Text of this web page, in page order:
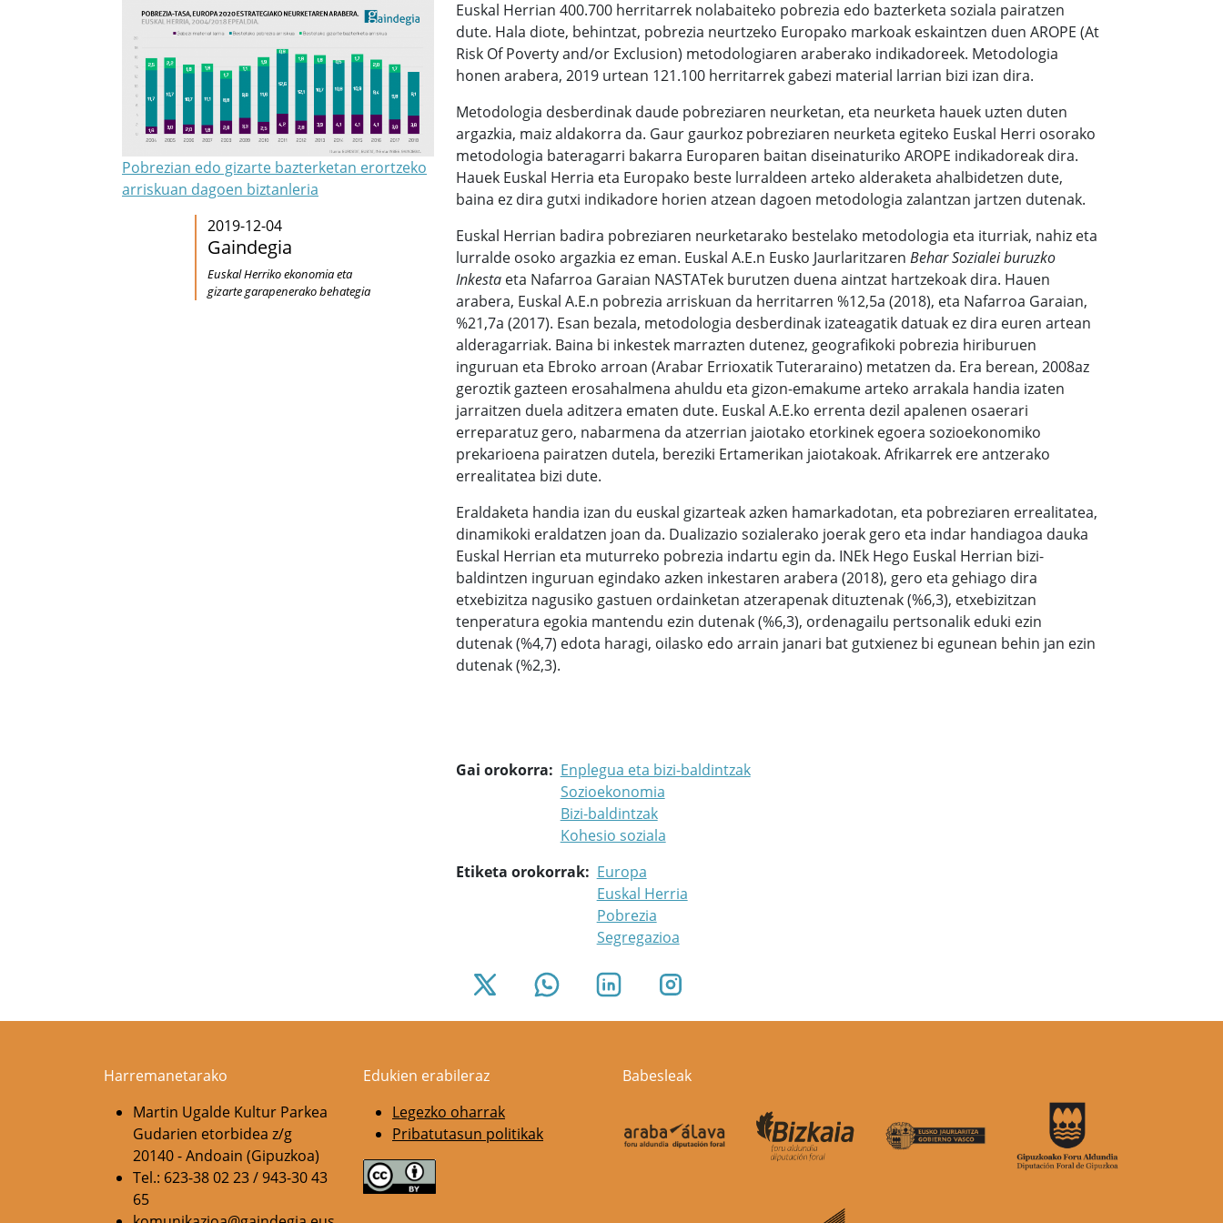
Pobrezian edo gizarte bazterketan erortzeko
arriskuan dagoen biztanleria
2019-12-04
Gaindegia
Euskal Herriko ekonomia eta
gizarte garapenerako behategia
Euskal Herrian 400.700 herritarrek nolabaiteko pobrezia edo bazterketa soziala pairatzen
dute. Hala diote, behintzat, pobrezia neurtzeko Europako markoak eskaintzen duen AROPE (At
Risk Of Poverty and/or Exclusion) metodologiaren araberako indikadoreek. Metodologia
honen arabera, 2019 urtean 121.100 herritarrek gabezi material larrian bizi izan dira.
Metodologia desberdinak daude pobreziaren neurketan, eta neurketa hauek uzten duten
argazkia, maiz aldakorra da. Gaur gaurkoz pobreziaren neurketa egiteko Euskal Herri osorako
metodologia bateragarri bakarra Europaren baitan diseinaturiko AROPE indikadoreak dira.
Hauek Euskal Herria eta Europako beste lurraldeen arteko alderaketa ahalbidetzen dute,
baina ez dira gutxi indikadore horien atzean dagoen metodologia zalantzan jartzen dutenak.
Euskal Herrian badira pobreziaren neurketarako bestelako metodologia eta iturriak, nahiz eta
lurralde osoko argazkia ez eman. Euskal A.E.n Eusko Jaurlaritzaren Behar Sozialei buruzko
Inkestaeta Nafarroa Garaian NASTATek burutzen duena aintzat hartzekoak dira. Hauen
arabera, Euskal A.E.n pobrezia arriskuan da herritarren %12,5a (2018), eta Nafarroa Garaian,
%21,7a (2017). Esan bezala, metodologia desberdinak izateagatik datuak ez dira euren artean
alderagarriak. Baina bi inkestek marrazten dutenez, geografikoki pobrezia hiriburuen
inguruan eta Ebroko arroan (Arabar Errioxatik Tuteraraino) metatzen da. Era berean, 2008az
geroztik gazteen erosahalmena ahuldu eta gizon-emakume arteko arrakala handia izaten
jarraitzen duela aditzera ematen dute. Euskal A.E.ko errenta dezil apalenen osaerari
erreparatuz gero, nabarmena da atzerrian jaiotako etorkinek egoera sozioekonomiko
prekarioena pairatzen dutela, bereziki Ertamerikan jaiotakoak. Afrikarrek ere antzerako
errealitatea bizi dute.
Eraldaketa handia izan du euskal gizarteak azken hamarkadotan, eta pobreziaren errealitatea,
dinamikoki eraldatzen joan da. Dualizazio sozialerako joerak gero eta indar handiagoa dauka
Euskal Herrian eta muturreko pobrezia indartu egin da. INEk Hego Euskal Herrian bizi-
baldintzen inguruan egindako azken inkestaren arabera (2018), gero eta gehiago dira
etxebizitza nagusiko gastuen ordainketan atzerapenak dituztenak (%6,3), etxebizitzan
tenperatura egokia mantendu ezin dutenak (%6,3), ordenagailu pertsonalik eduki ezin
dutenak (%4,7) edota haragi, oilasko edo arrain janari bat gutxienez bi egunean behin jan ezin
dutenak (%2,3).
Gai orokorra
Enplegua eta bizi-baldintzak
Sozioekonomia
Bizi-baldintzak
Kohesio soziala
Etiketa orokorrak
Europa
Euskal Herria
Pobrezia
Segregazioa
Harremanetarako
Martin Ugalde Kultur Parkea
Gudarien etorbidea z/g
20140 - Andoain (Gipuzkoa)
Tel.: 623-38 02 23 / 943-30 43
65
Edukien erabileraz
Legezko oharrak
Pribatutasun politikak
Babesleak